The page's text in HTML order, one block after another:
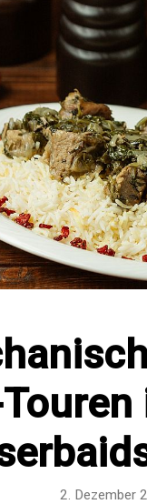
2. Dezember